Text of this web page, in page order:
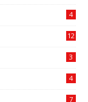
4
12
3
4
7